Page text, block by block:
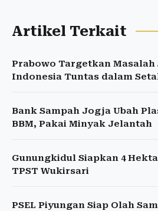
Artikel Terkait
Prabowo Targetkan Masalah
Indonesia Tuntas dalam
Bank Sampah Jogja Ubah
BBM, Pakai Minyak Jelantah
Gunungkidul Siapkan 4
TPST Wukirsari
PSEL Piyungan Siap Olah